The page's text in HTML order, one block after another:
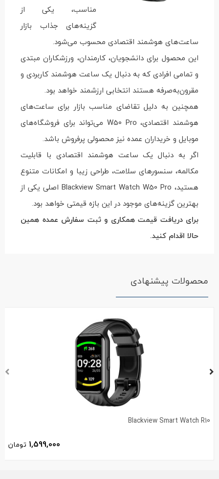
مناسب، یکی از
گزینه‌های جذاب بازار
ساعت‌های هوشمند اقتصادی محسوب می‌شود.
این محصول برای دانشجویان، کارمندان، ورزشکاران مبتدی
و تمامی افرادی که به دنبال یک ساعت هوشمند کاربردی و
مقرون‌به‌صرفه هستند انتخابی ارزشمند خواهد بود.
همچنین به دلیل تقاضای مناسب بازار برای ساعت‌های
هوشمند اقتصادی، W50 Pro می‌تواند برای فروشگاه‌های
موبایل و خریداران عمده نیز محصولی پرفروش باشد.
اگر به دنبال یک ساعت هوشمند اقتصادی با قابلیت
مکالمه، سنسورهای سلامت، طراحی زیبا و امکانات متنوع
هستید، Blackview Smart Watch W50 Pro اصلی یکی از
بهترین گزینه‌های موجود در این بازه قیمتی خواهد بود.
برای دریافت قیمت همکاری و ثبت سفارش عمده همین
حالا اقدام کنید.
محصولات پیشنهادی
Blackview Smart Watch R10
1,599,000 تومان